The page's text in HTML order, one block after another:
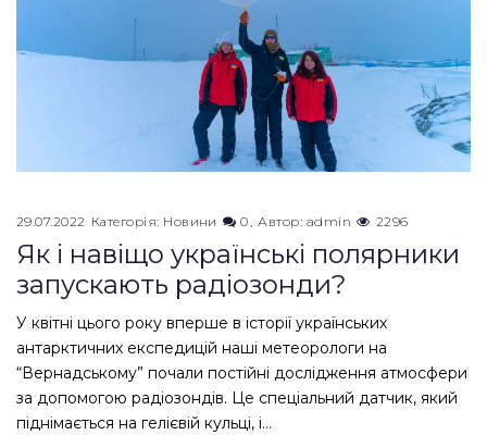
29.07.2022 Категорія: Новини 0 Автор: admin 2296
Як і навіщо українські полярники
запускають радіозонди?
У квітні цього року вперше в історії українських
антарктичних експедицій наші метеорологи на
“Вернадському” почали постійні дослідження атмосфери
за допомогою радіозондів. Це спеціальний датчик, який
піднімається на гелієвій кульці, і…